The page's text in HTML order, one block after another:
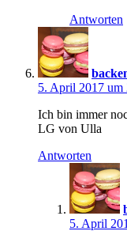
Antworten
5. April 2017 um
Ich bin immer
LG von Ulla
Antworten
5. April